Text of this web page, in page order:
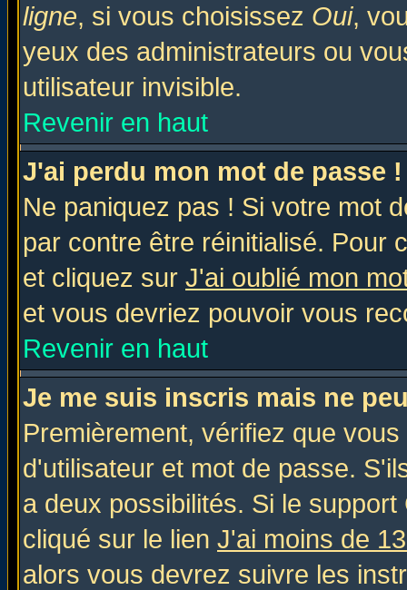
ligne, si vous choisissez Oui,
yeux des administrateurs ou
utilisateur invisible.
Revenir en haut
J'ai perdu mon mot de passe !
Ne paniquez pas ! Si votre mot
par contre être réinitialisé. Pour
et cliquez sur J'ai oublié mon
et vous devriez pouvoir vous
Revenir en haut
Je me suis inscris mais ne
Premièrement, vérifiez que
d'utilisateur et mot de passe.
a deux possibilités. Si le
cliqué sur le lien J'ai moins de
alors vous devrez suivre les